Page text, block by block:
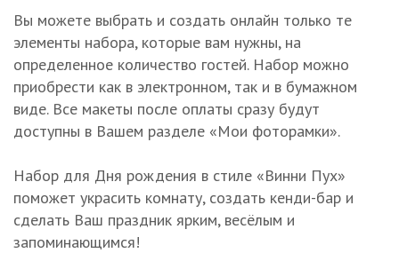
Вы можете выбрать и создать онлайн только те
элементы набора, которые вам нужны, на
определенное количество гостей. Набор можно
приобрести как в электронном, так и в бумажном
виде. Все макеты после оплаты сразу будут
доступны в Вашем разделе «Мои фоторамки».
Набор для Дня рождения в стиле «Винни Пух»
поможет украсить комнату, создать кенди-бар и
сделать Ваш праздник ярким, весёлым и
запоминающимся!